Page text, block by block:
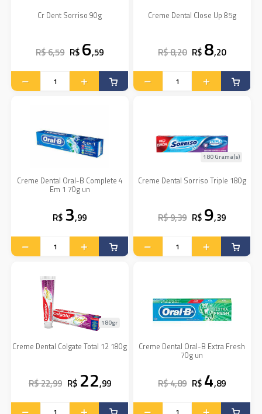
Cr Dent Sorriso 90g
R$ 6,59 R$ 6,59
Creme Dental Close Up 85g
R$ 8,20 R$ 8,20
Creme Dental Oral-B Complete 4
Em 1 70g un
R$ 3,99
Creme Dental Sorriso Triple 180g
180 Grama(s)
R$ 9,39 R$ 9,39
Creme Dental Colgate Total 12 180g
180gr
R$ 22,99 R$ 22,99
Creme Dental Oral-B Extra Fresh
70g un
R$ 4,89 R$ 4,89